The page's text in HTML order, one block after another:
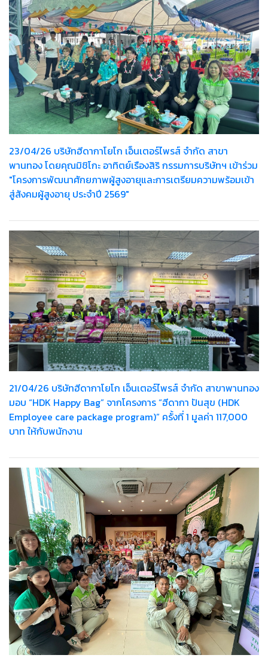
23/04/26 บริษัทฮีดากาโยโก เอ็นเตอร์ไพรส์ จำกัด สาขา
พานทอง โดยคุณมิชิโกะ อาทิตย์เรืองสิริ กรรมการบริษัทฯ เข้าร่วม
"โครงการพัฒนาศักยภาพผู้สูงอายุและการเตรียมความพร้อมเข้า
สู่สังคมผู้สูงอายุ ประจำปี 2569"
21/04/26 บริษัทฮีดากาโยโก เอ็นเตอร์ไพรส์ จำกัด สาขาพานทอง
มอบ “HDK Happy Bag” จากโครงการ “ฮีดากา ปันสุข (HDK
Employee care package program)” ครั้งที่ 1 มูลค่า 117,000
บาท ให้กับพนักงาน